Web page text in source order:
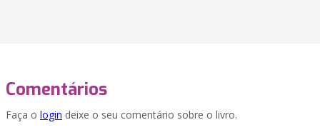
Comentários
Faça o login deixe o seu comentário sobre o livro.